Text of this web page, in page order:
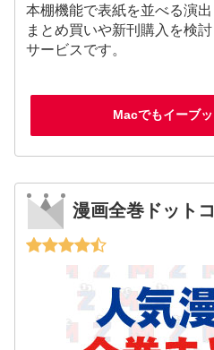
本棚機能で表紙を並べる演出
まとめ買いや新刊購入を検
サービスです。
Macでもイーブ
漫画全巻ドット